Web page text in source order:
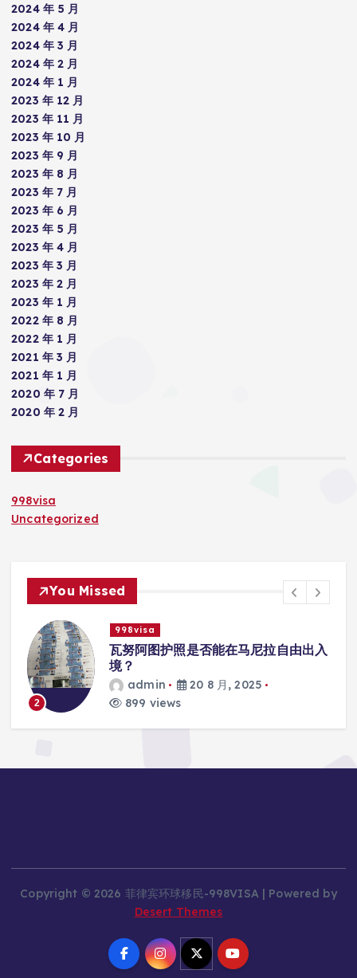
2024 年 5 月
2024 年 4 月
2024 年 3 月
2024 年 2 月
2024 年 1 月
2023 年 12 月
2023 年 11 月
2023 年 10 月
2023 年 9 月
2023 年 8 月
2023 年 7 月
2023 年 6 月
2023 年 5 月
2023 年 4 月
2023 年 3 月
2023 年 2 月
2023 年 1 月
2022 年 8 月
2022 年 1 月
2021 年 3 月
2021 年 1 月
2020 年 7 月
2020 年 2 月
Categories
998visa
Uncategorized
You Missed
拉自由出入
3
瓦努阿图护照是否能在马尼拉
admin
20 8 月, 2025
Copyright © 2026 菲律宾环球移民-998VISA | Powered by
Desert Themes